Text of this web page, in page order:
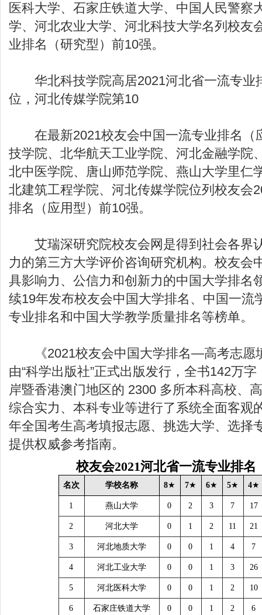
医科大学、石家庄铁道大学、中国人民警察
学、河北农业大学、河北科技大学名列校友
业排名（研究型）前10强。
华北科技学院高居2021河北省一流专业
位，河北传媒学院第10
在最新2021校友会中国一流专业排名（
技学院、北华航天工业学院、河北金融学院
北中医学院、唐山师范学院、燕山大学里仁
北建筑工程学院、河北传媒学院位列校友会
排名（应用型）前10强。
艾瑞深研究院校友会网是得到社会各界
力的第三方大学评价咨询研究机构。校友会
具影响力、公信力和创新力的中国大学排名
续19年发布校友会中国大学排名、中国一流
专业排名和中国大学教学质量排名等榜单。
《2021校友会中国大学排名—高考志愿
由“科学出版社”正式出版发行，全书142万
岸暨香港澳门地区的 2300 多所本科高校、
综合实力、本科专业等进行了系统全面客观
年全国考生高考填报志愿、挑选大学、选择
提供权威参考指南。
校友会2021河北省一流专业排名
名次 学校名称 8★ 7★ 6★ 5★ 4★
1 燕山大学 0 2 3 7 17
2 河北大学 0 1 2 11 21
3 河北地质大学 0 0 1 4 7
4 河北工业大学 0 0 1 3 26
5 河北医科大学 0 0 1 2 10
6 石家庄铁道大学 0 0 1 2 6